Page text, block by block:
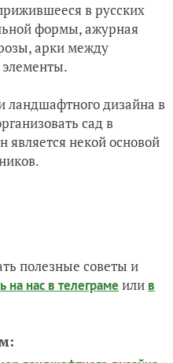
в русских
формы, ажурная
арки между
ландшафтного дизайна в
сад в
является некой основой
полезные советы и
на нас в телеграме или в